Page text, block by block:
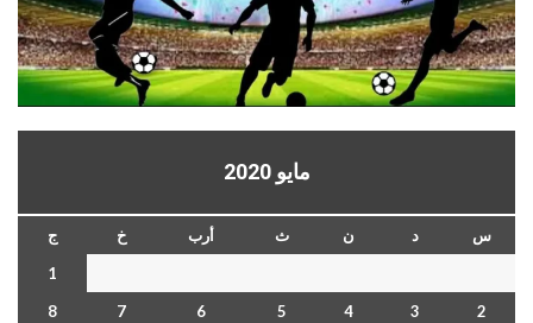
مايو 2020
س د ن ث أرب خ
ج
1
2
3
4
5
6
7
8